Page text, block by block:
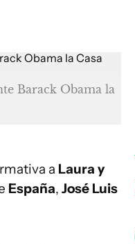
Barack Obama la
a Laura y
España, José Luis